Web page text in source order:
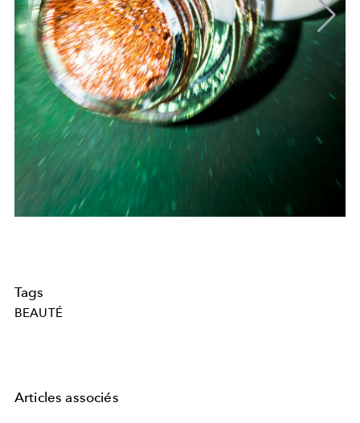
Tags
BEAUTÉ
Articles associés